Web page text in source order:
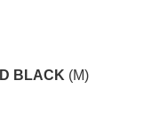
BLACK (M)